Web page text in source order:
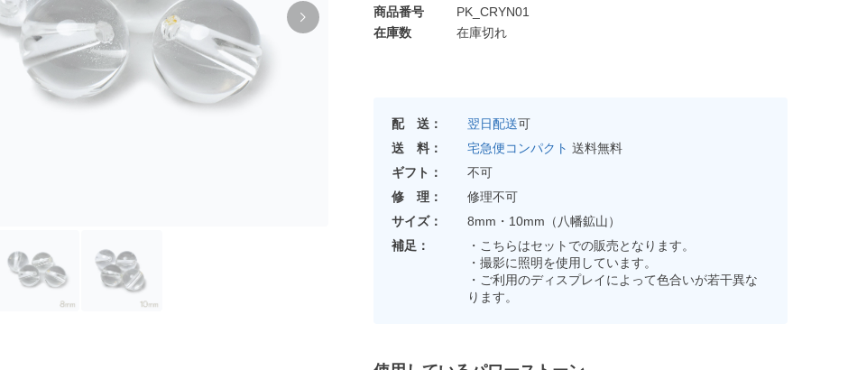
商品番号
PK_CRYN01
在庫数
在庫切れ
配 送： 翌日配送可
送 料：
宅急便コンパクト 送料無料
ギフト：
不可
修 理：
修理不可
サイズ：
8mm・10mm（八幡鉱山）
補足：
・こちらはセットでの販売となります。
・撮影に照明を使用しています。
・ご利用のディスプレイによって色合いが若干異な
ります。